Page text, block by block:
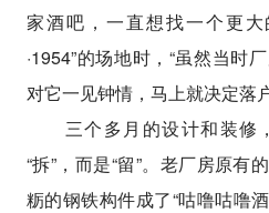
家酒吧，一直想找一个更
·1954”的场地时，“虽然当时
对它一见钟情，马上就决定落
三个多月的设计和装修
“拆”，而是“留”。老厂房原有
粝的钢铁构件成了“咕噜咕噜